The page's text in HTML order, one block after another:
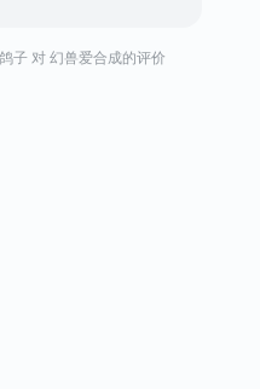
鸽子 对 幻兽爱合成的评价